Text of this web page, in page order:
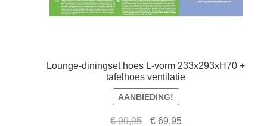
Lounge-diningset hoes L-vorm 233x293xH70 +
tafelhoes ventilatie
AANBIEDING!
€99,95
Oorspronkelijke
€69,95Huidige